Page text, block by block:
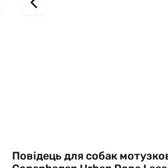
Повідець для собак